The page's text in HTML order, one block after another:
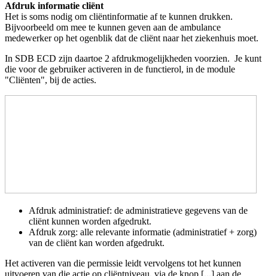
Afdruk informatie cliënt
Het is soms nodig om cliëntinformatie af te kunnen drukken.
Bijvoorbeeld om mee te kunnen geven aan de ambulance
medewerkerop het ogenblik dat de cliënt naar het ziekenhuis moet.
In SDB ECD zijn daartoe 2 afdrukmogelijkheden voorzien. Je kunt
die voor de gebruiker activeren in de functierol, in de module
"Cliënten", bij de acties.
Afdruk administratief: de administratieve gegevens van de
cliënt kunnen worden afgedrukt.
Afdruk zorg: alle relevante informatie (administratief + zorg)
van de cliënt kan worden afgedrukt.
Het activeren van die permissie leidt vervolgens tot het kunnen